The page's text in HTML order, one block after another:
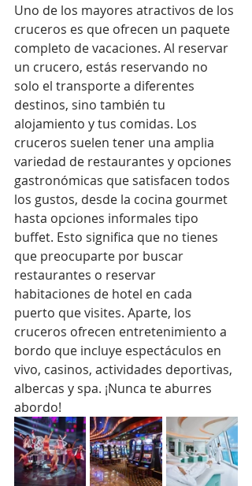
Uno de los mayores atractivos de los
cruceros es que ofrecen un paquete
completo de vacaciones. Al reservar
un crucero, estás reservando no
solo el transporte a diferentes
destinos, sino también tu
alojamiento y tus comidas. Los
cruceros suelen tener una amplia
variedad de restaurantes y opciones
gastronómicas que satisfacen todos
los gustos, desde la cocina gourmet
hasta opciones informales tipo
buffet. Esto significa que no tienes
que preocuparte por buscar
restaurantes o reservar
habitaciones de hotel en cada
puerto que visites. Aparte, los
cruceros ofrecen entretenimiento a
bordo que incluye espectáculos en
vivo, casinos, actividades deportivas,
albercas y spa. ¡Nunca te aburres
abordo!